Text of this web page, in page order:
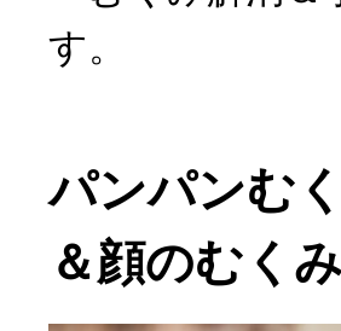
す。
パンパンむ
＆顔のむく